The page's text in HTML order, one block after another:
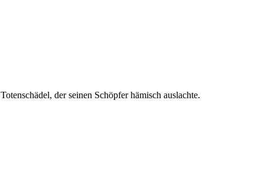
Totenschädel, der seinen Schöpfer hämisch auslachte.